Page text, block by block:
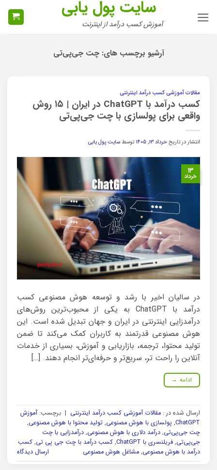
سایت پول یابی
آموزش کسب درآمد از اینترنت
آرشیو برچسب های:چت جی‌پی‌تی
مقالات آموزشی کسب درآمد اینترنتی
کسب درآمد با ChatGPT در ایران | ۱۵ روش
واقعی برای پولسازی با چت جی‌پی‌تی
انتشار در تاریخخرداد ۱۳, ۱۴۰۵ توسط سایت پول یابی
۱۳
خرداد
در سالیان اخیر با رشد و توسعه هوش مصنوعی کسب
درآمد با ChatGPT به یکی از محبوب‌ترین روش‌های
درآمدزایی اینترنتی در ایران و جهان تبدیل شده است. این
هوش مصنوعی قدرتمند به کاربران کمک می‌کند تا ضمن
تولید محتوا، ترجمه، بازاریابی و آموزش، بسیاری از خدمات
آنلاین را راحت تر، سریع‌تر و حرفه‌ای‌تر انجام دهند. […]
ادامه →
ارسال شده در : مقالات آموزشی کسب درآمد اینترنتی | برچسب:آموزش
ChatGPT
, پولسازی با هوش مصنوعی, تولید محتوا با هوش مصنوعی,
چت جی‌پی‌تی, درآمد دلاری با هوش مصنوعی, درآمدزایی با چت
جی‌پی‌تی, فریلنسری با ChatGPT , کسب درآمد با چت جی پی تی, کسب
درآمد با هوش مصنوعی, مشاغل هوش مصنوعی ارسال دیدگاه